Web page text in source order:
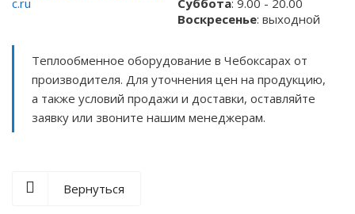
c.ru
Суббота: 9.00 - 20.00
Воскресенье: выходной
Теплообменное оборудование в Чебоксарах от
производителя. Для уточнения цен на продукцию,
а также условий продажи и доставки, оставляйте
заявку или звоните нашим менеджерам.
Вернуться